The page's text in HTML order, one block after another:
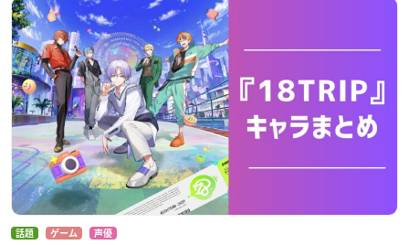
話題 ゲーム 声優